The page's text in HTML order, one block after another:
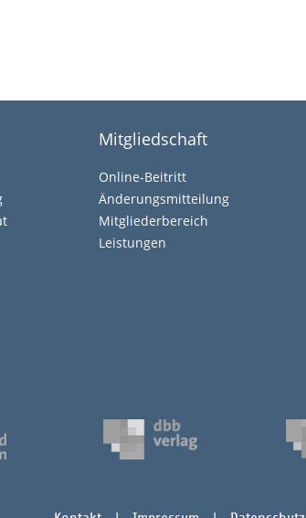
Mitgliedschaft
Online-Beitritt
Änderungsmitteilung
Mitgliederbereich
Leistungen